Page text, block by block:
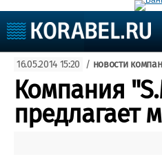
Судоходство
Судоремонт
События
Порты
Рыболовство
16.05.2014 15:20 / новости
Компания
предлагает